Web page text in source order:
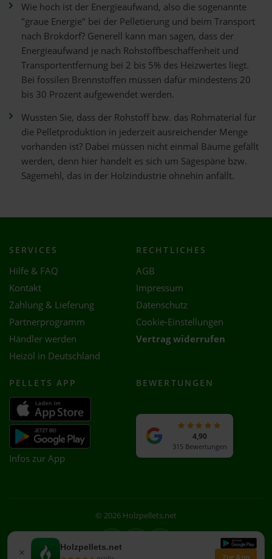
Wie hoch ist der Energieaufwand, also die sogenannte
"graue Energie" bei der Pelletierung und beim Transport
nach Brokdorf? Generell kann man sagen, dass der
Energieaufwand je nach Rohstoffbeschaffenheit und
Transportentfernung bei 2 bis 5% des Heizwertes liegt.
Bei fossilen Brennstoffen müssen dafür mindestens 20
bis 30 Prozent aufgewendet werden.
Wussten Sie, dass der Rohstoff bzw. das Rohmaterial für
die Pelletproduktion in jederzeit ausreichender Menge
vorhanden ist? Dabei müssen nicht einmal Bäume gefällt
werden, denn hier handelt es sich um Sägespäne bzw.
Sägemehl, das in der Holzindustrie ohnehin anfällt.
× Holzpellets.net
SERVICES
Hilfe & FAQ
Kontakt
Zahlung & Lieferung
Partnerprogramm
Händler werden
Heizöl in Deutschland
RECHTLICHES
AGB
Impressum
Datenschutz
Cookie-Einstellungen
Vertrag widerrufen
PELLETS APP
Infos zur App
BEWERTUNGEN
4,90
315 Bewertungen
© 2026 Holzpellets.net
Facebook